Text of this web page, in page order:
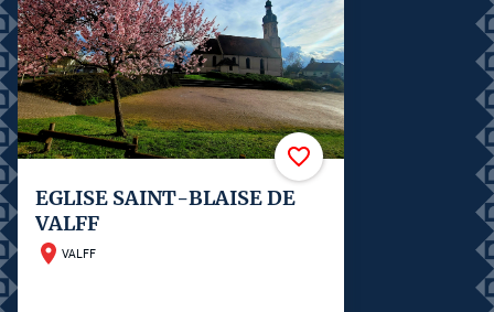
EGLISE SAINT-BLAISE DE
VALFF
VALFF